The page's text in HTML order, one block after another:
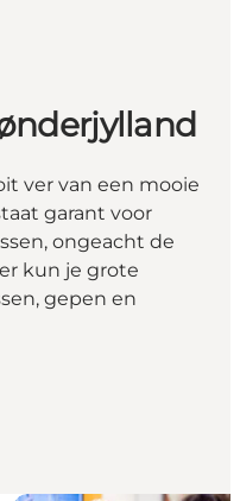
ver van een mooie
garant voor
ongeacht de
kun je grote
gepen en